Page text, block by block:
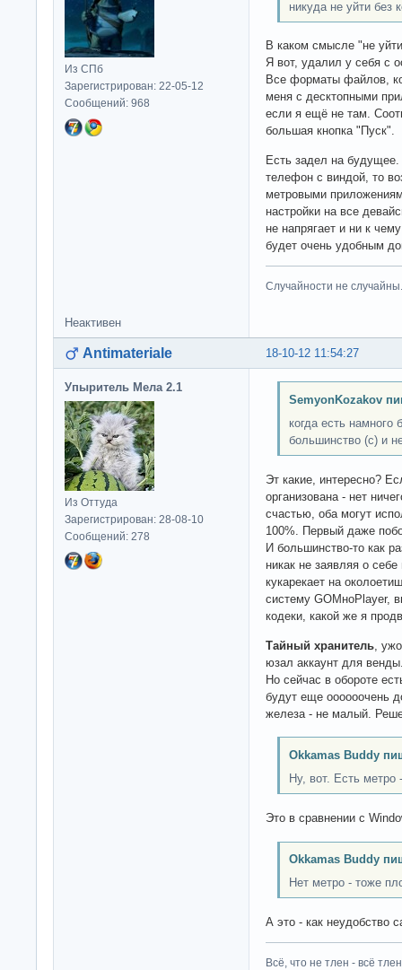
Из СПб
Зарегистрирован: 22-05-12
Сообщений: 968
никуда не уйти без
В каком смысле "не
Я вот, удалил у себя с
Все форматы файлов,
меня с десктопными
если я ещё не там.
большая кнопка "Пуск".
Есть задел на
телефон с виндой, то
метровыми
настройки на все
не напрягает и ни к
будет очень удобным
Случайности не случайны.
Неактивен
18-10-12 11:54:27
Antimateriale
Упыритель Мела 2.1
Из Оттуда
Зарегистрирован: 28-08-10
Сообщений: 278
SemyonKozakov
когда есть намного
большинство (c) и
Эт какие, интересно?
организована - нет
счастью, оба могут
100%. Первый даже
И большинство-то как
никак не заявляя о
кукарекает на
систему GOMноPlayer,
кодеки, какой же я
Тайный хранитель ,
юзал аккаунт для
Но сейчас в обороте
будут еще оооооочень
железа - не малый.
Okkamas Buddy
Ну, вот. Есть метро
Это в сравнении с
Okkamas Buddy
Нет метро - тоже
А это - как неудобство
Всё, что не тлен - всё